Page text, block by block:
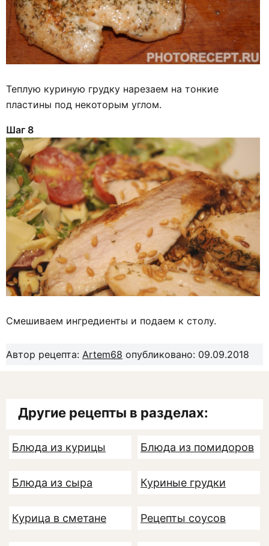
Теплую куриную грудку нарезаем на тонкие
пластины под некоторым углом.
Шаг 8
Смешиваем ингредиенты и подаем к столу.
Автор рецепта: Artem68 опубликовано: 09.09.2018
Другие рецепты в разделах:
Блюда из курицы Блюда из помидоров
Блюда из сыра Куриные грудки
Курица в сметане Рецепты соусов